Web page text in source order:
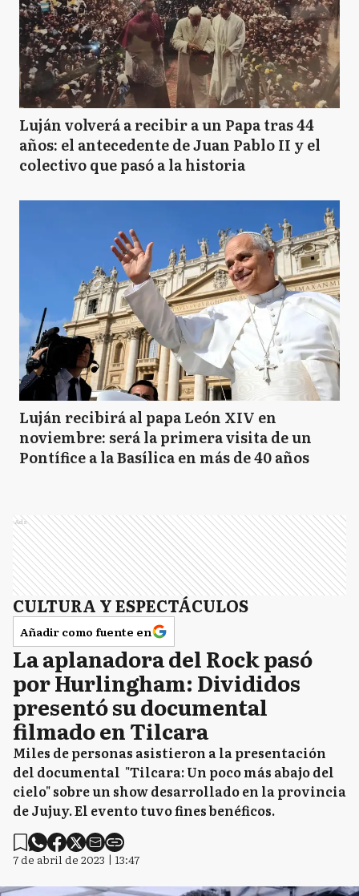
Luján volverá a recibir a un Papa tras 44
años: el antecedente de Juan Pablo II y el
colectivo que pasó a la historia
Luján recibirá al papa León XIV en
noviembre: será la primera visita de un
Pontífice a la Basílica en más de 40 años
Ads
CULTURA Y ESPECTÁCULOS
Añadir como fuente en
La aplanadora del Rock pasó
por Hurlingham: Divididos
presentó su documental
filmado en Tilcara
Miles de personas asistieron a la presentación
del documental "Tilcara: Un poco más abajo del
cielo" sobre un show desarrollado en la provincia
de Jujuy. El evento tuvo fines benéficos.
7 de abril de 2023 | 13:47